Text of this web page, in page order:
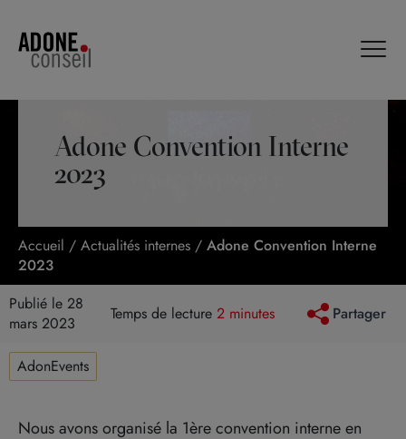
Adone Convention Interne
2023
Accueil / Actualités internes / Adone Convention Interne
2023
Publié le 28
mars 2023
Temps de lecture 2 minutes Partager
AdonEvents
Nous avons organisé la 1ère convention interne en